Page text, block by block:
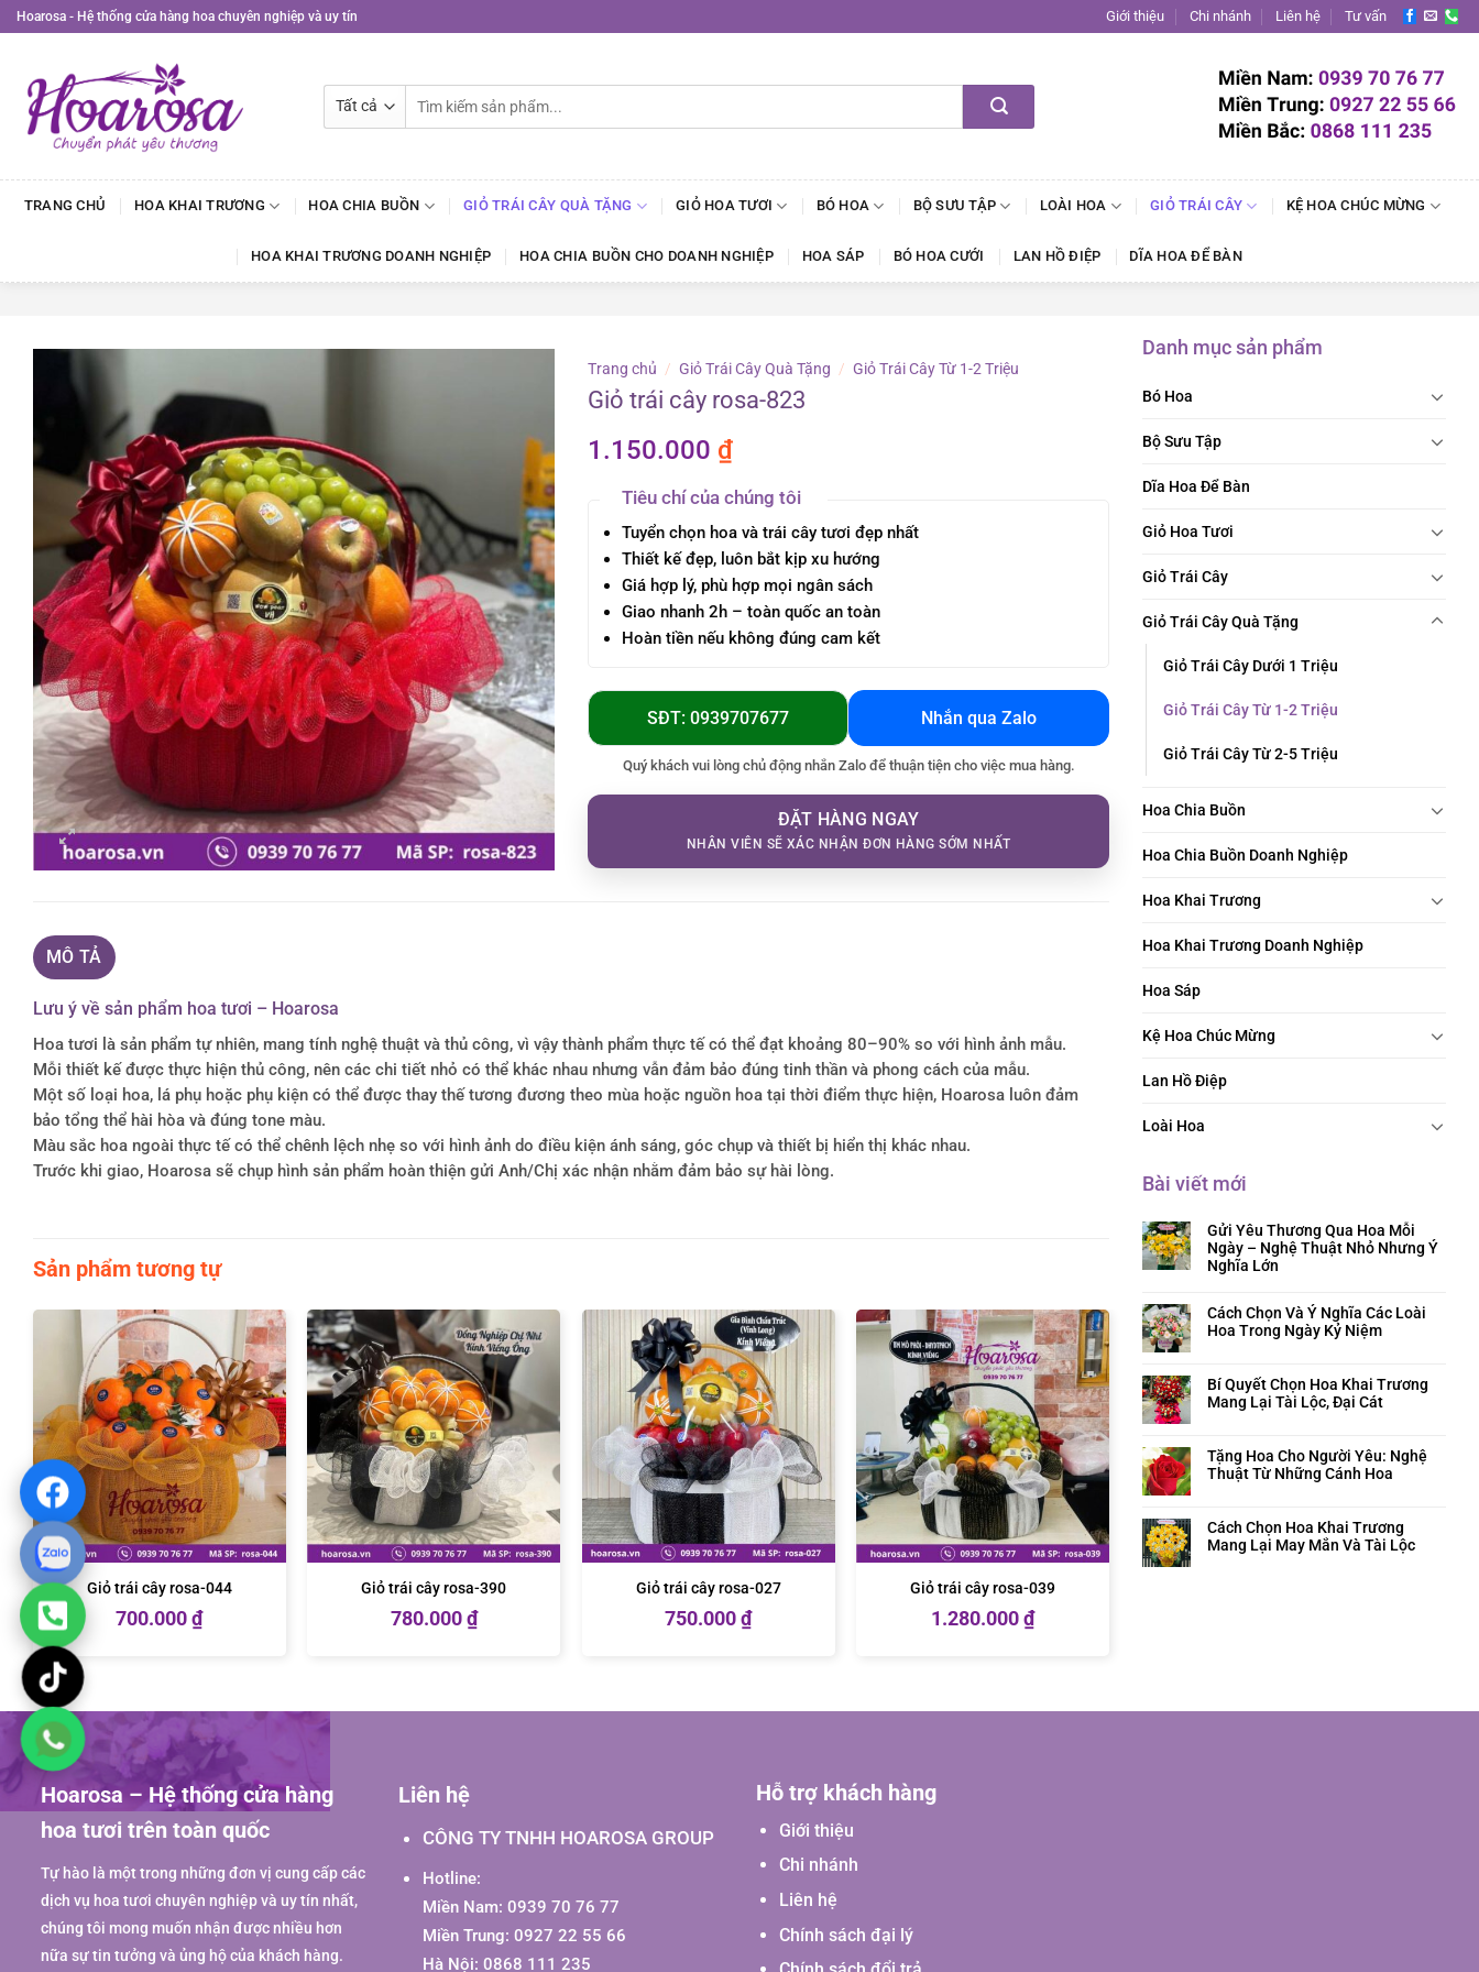
Bỏ
qua
dung
Hoarosa - Hệ thống cửa hàng hoa chuyên nghiệp và uy tín Giới thiệu Chi nhánh Liên hệ Tư vấn
kiếm:
TRANG CHỦ HOA KHAI TRƯƠNG HOA CHIA BUỒN GIỎ TRÁI CÂY QUÀ TẶNG GIỎ HOA TƯƠI BÓ HOA BỘ SƯU TẬP LOÀI HOA GIỎ TRÁI CÂY KỆ HOA CHÚC MỪNG
HOA KHAI TRƯƠNG DOANH NGHIỆP HOA CHIA BUỒN CHO DOANH NGHIỆP HOA SÁP BÓ HOA CƯỚI LAN HỒ ĐIỆP DĨA HOA ĐỂ BÀN
Danh mục sản phẩm
Bó Hoa
Bộ Sưu Tập
Dĩa Hoa Để Bàn
Giỏ Hoa Tươi
Giỏ Trái Cây
Giỏ Trái Cây Quà Tặng
Giỏ Trái Cây Dưới 1 Triệu
Giỏ Trái Cây Từ 1-2 Triệu
Giỏ Trái Cây Từ 2-5 Triệu
Hoa Chia Buồn
Hoa Chia Buồn Doanh Nghiệp
Hoa Khai Trương
Hoa Khai Trương Doanh Nghiệp
Hoa Sáp
Kệ Hoa Chúc Mừng
Lan Hồ Điệp
Loài Hoa
Bài viết mới
Gửi Yêu Thương Qua Hoa Mỗi
Ngày – Nghệ Thuật Nhỏ Nhưng Ý
Nghĩa Lớn
Cách Chọn Và Ý Nghĩa Các Loài
Hoa Trong Ngày Kỷ Niệm
Bí Quyết Chọn Hoa Khai Trương
Mang Lại Tài Lộc, Đại Cát
Tặng Hoa Cho Người Yêu: Nghệ
Thuật Từ Những Cánh Hoa
Cách Chọn Hoa Khai Trương
Mang Lại May Mắn Và Tài Lộc
Trang chủ / Giỏ Trái Cây Quà Tặng / Giỏ Trái Cây Từ 1-2 Triệu
Giỏ trái cây rosa-823
1.150.000 ₫
Tiêu chí của chúng tôi
Tuyển chọn hoa và trái cây tươi đẹp nhất
Thiết kế đẹp, luôn bắt kịp xu hướng
Giá hợp lý, phù hợp mọi ngân sách
Giao nhanh 2h – toàn quốc an toàn
Hoàn tiền nếu không đúng cam kết
SĐT: 0939707677 Nhắn qua Zalo
Quý khách vui lòng chủ động nhắn Zalo để thuận tiện cho việc mua hàng.
ĐẶT HÀNG NGAY
NHÂN VIÊN SẼ XÁC NHẬN ĐƠN HÀNG SỚM NHẤT
MÔ TẢ
Lưu ý về sản phẩm hoa tươi – Hoarosa
Hoa tươi là sản phẩm tự nhiên, mang tính nghệ thuật và thủ công, vì vậy thành phẩm thực tế có thể đạt khoảng 80–90% so với hình ảnh mẫu.
Mỗi thiết kế được thực hiện thủ công, nên các chi tiết nhỏ có thể khác nhau nhưng vẫn đảm bảo đúng tinh thần và phong cách của mẫu.
Một số loại hoa, lá phụ hoặc phụ kiện có thể được thay thế tương đương theo mùa hoặc nguồn hoa tại thời điểm thực hiện, Hoarosa luôn đảm
bảo tổng thể hài hòa và đúng tone màu.
Màu sắc hoa ngoài thực tế có thể chênh lệch nhẹ so với hình ảnh do điều kiện ánh sáng, góc chụp và thiết bị hiển thị khác nhau.
Trước khi giao, Hoarosa sẽ chụp hình sản phẩm hoàn thiện gửi Anh/Chị xác nhận nhằm đảm bảo sự hài lòng.
Sản phẩm tương tự
Giỏ trái cây rosa-044
700.000₫
Giỏ trái cây rosa-390
780.000₫
Giỏ trái cây rosa-027
750.000₫
Giỏ trái cây rosa-039
1.280.000₫
Hoarosa – Hệ thống cửa hàng
hoa tươi trên toàn quốc
Tự hào là một trong những đơn vị cung cấp các
dịch vụ hoa tươi chuyên nghiệp và uy tín nhất,
chúng tôi mong muốn nhận được nhiều hơn
nữa sự tin tưởng và ủng hộ của khách hàng.
Liên hệ
CÔNG TY TNHH HOAROSA GROUP
Hotline:
Miền Nam: 0939 70 76 77
Miền Trung: 0927 22 55 66
Hà Nội: 0868 111 235
Hỗ trợ khách hàng
Giới thiệu
Chi nhánh
Liên hệ
Chính sách đại lý